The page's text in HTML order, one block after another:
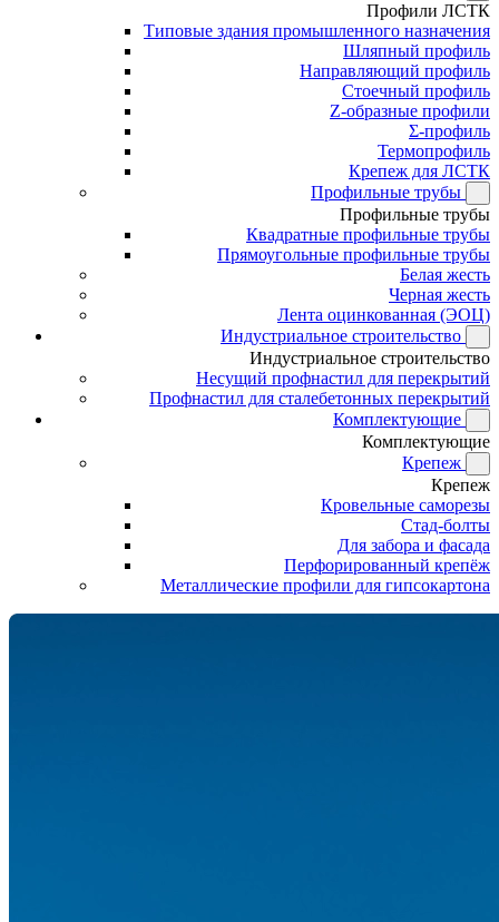
Профили ЛСТК
Типовые здания промышленного назначения
Шляпный профиль
Направляющий профиль
Стоечный профиль
Z-образные профили
Σ-профиль
Термопрофиль
Крепеж для ЛСТК
Профильные трубы
Профильные трубы
Квадратные профильные трубы
Прямоугольные профильные трубы
Белая жесть
Черная жесть
Лента оцинкованная (ЭОЦ)
Индустриальное строительство
Индустриальное строительство
Несущий профнастил для перекрытий
Профнастил для сталебетонных перекрытий
Комплектующие
Комплектующие
Крепеж
Крепеж
Кровельные саморезы
Стад-болты
Для забора и фасада
Перфорированный крепёж
Металлические профили для гипсокартона